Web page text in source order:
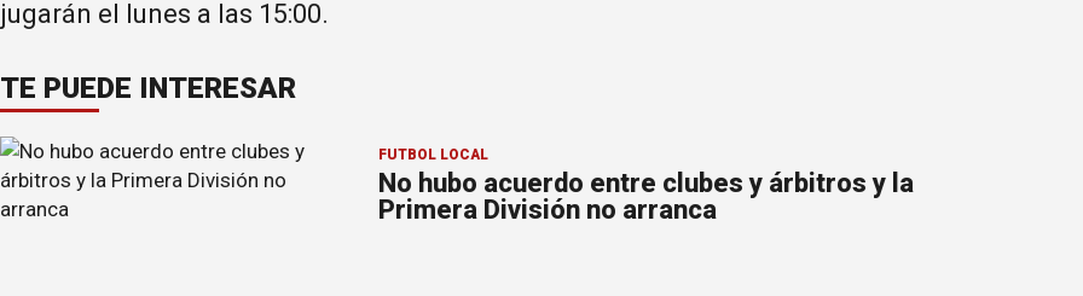
jugarán el lunes a las 15:00.
TE PUEDE INTERESAR
FÚTBOL LOCAL
No hubo acuerdo entre clubes y árbitros y la
Primera División no arranca